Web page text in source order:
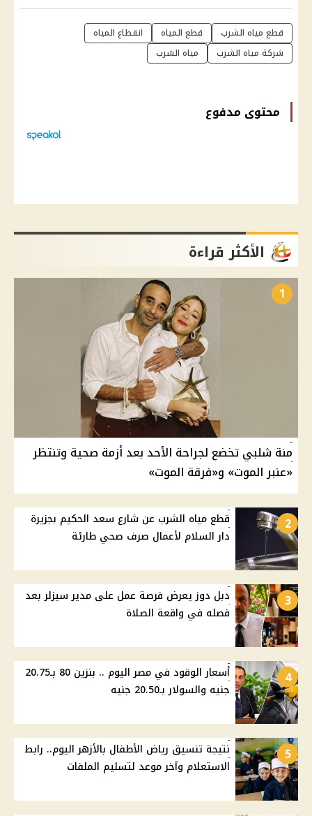
قطع مياه الشرب قطع المياه
انقطاع المياه
شركة مياه الشرب
مياه الشرب
محتوى مدفوع
الأكثر قراءة
1
منة شلبي تخضع لجراحة الأحد بعد أزمة صحية وتنتظر
«عنبر الموت» و«فرقة الموت»
2
قطع مياه الشرب عن شارع سعد الحكيم بجزيرة
دار السلام لأعمال صرف صحي طارئة
3
دبل دوز يعرض فرصة عمل على مدير سيزلر بعد
فصله في واقعة الصلاة
4
أسعار الوقود في مصر اليوم .. بنزين 80 بـ20.75
جنيه والسولار بـ20.50 جنيه
5
نتيجة تنسيق رياض الأطفال بالأزهر اليوم.. رابط
الاستعلام وآخر موعد لتسليم الملفات